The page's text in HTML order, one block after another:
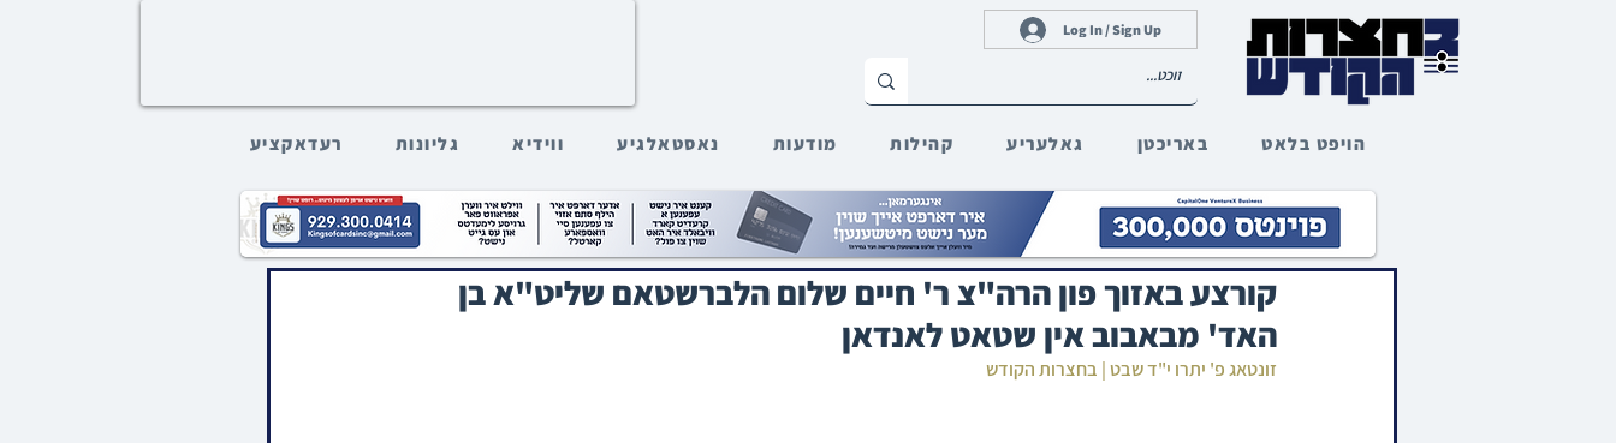
הויפט בלאט באריכטן גאלעריע קהילות מודעות נאסטאלגיע ווידיא גליונות רעדאקציע
Log In / Sign Up
קורצע באזוך פון הרה"צ ר' חיים שלום הלברשטאם שליט"א בן
האד' מבאבוב אין שטאט לאנדאן
זונטאג פ' יתרו י"ד שבט | בחצרות הקודש